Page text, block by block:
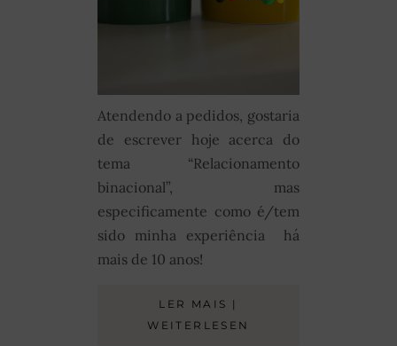
Atendendo a pedidos, gostaria
de escrever hoje acerca do
tema “Relacionamento
binacional”, mas
especificamente como é/tem
sido minha experiência há
mais de 10 anos!
LER MAIS |
WEITERLESEN